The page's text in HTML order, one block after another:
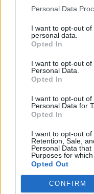
Personal Data
I want to opt-out
personal data.
Opted In
I want to opt-out
Personal Data.
Opted In
I want to opt-out
Personal Data for
Opted In
I want to opt-out of
Retention, Sale,
Personal Data
Purposes for
Opted Out
CONFIRM
CM 2026, ziua a
Uruguay și
Grigore Cartianu - luni, 22
Programul de
Spania, Belgia și